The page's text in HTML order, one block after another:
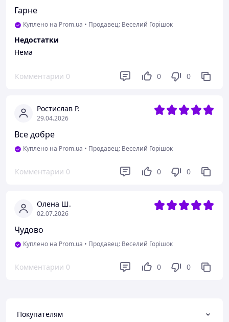
Гарне
Куплено на Prom.ua • Продавец: Веселий Горішок
Недостатки
Нема
Комментарии 0 0 0
Ростислав Р.
29.04.2026
Все добре
Куплено на Prom.ua • Продавец: Веселий Горішок
Комментарии 0 0 0
Олена Ш.
02.07.2026
Чудово
Куплено на Prom.ua • Продавец: Веселий Горішок
Комментарии 0 0 0
Покупателям